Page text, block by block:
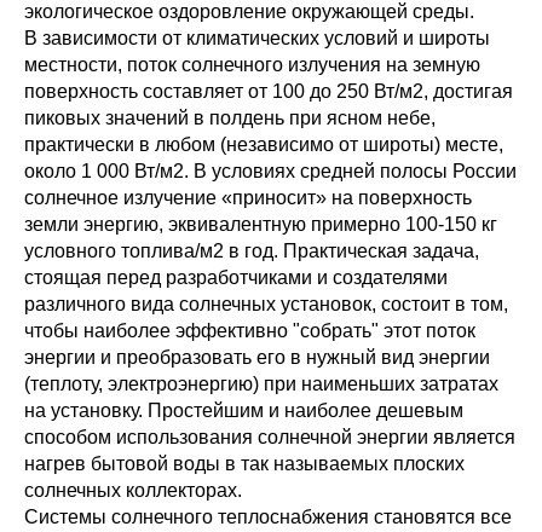
экологическое оздоровление окружающей среды.
В зависимости от климатических условий и широты
местности, поток солнечного излучения на земную
поверхность составляет от 100 до 250 Вт/м2, достигая
пиковых значений в полдень при ясном небе,
практически в любом (независимо от широты) месте,
около 1 000 Вт/м2. В условиях средней полосы России
солнечное излучение «приносит» на поверхность
земли энергию, эквивалентную примерно 100-150 кг
условного топлива/м2 в год. Практическая задача,
стоящая перед разработчиками и создателями
различного вида солнечных установок, состоит в том,
чтобы наиболее эффективно "собрать" этот поток
энергии и преобразовать его в нужный вид энергии
(теплоту, электроэнергию) при наименьших затратах
на установку. Простейшим и наиболее дешевым
способом использования солнечной энергии является
нагрев бытовой воды в так называемых плоских
солнечных коллекторах.
Системы солнечного теплоснабжения становятся все